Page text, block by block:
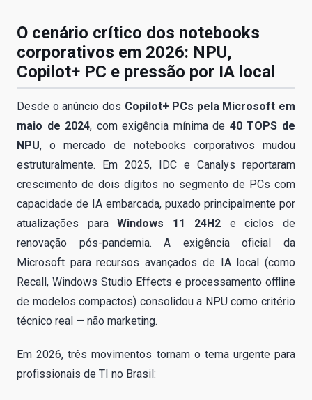
O cenário crítico dos notebooks
corporativos em 2026: NPU,
Copilot+ PC e pressão por IA local
Desde o anúncio dos Copilot+ PCs pela Microsoft em
maio de 2024, com exigência mínima de 40 TOPS de
NPU, o mercado de notebooks corporativos mudou
estruturalmente. Em 2025, IDC e Canalys reportaram
crescimento de dois dígitos no segmento de PCs com
capacidade de IA embarcada, puxado principalmente por
atualizações paraWindows 11 24H2e ciclos de
renovação pós-pandemia. A exigência oficial da
Microsoft para recursos avançados de IA local (como
Recall, Windows Studio Effects e processamento offline
de modelos compactos) consolidou a NPU como critério
técnico real — não marketing.
Em 2026, três movimentos tornam o tema urgente para
profissionais de TI no Brasil: